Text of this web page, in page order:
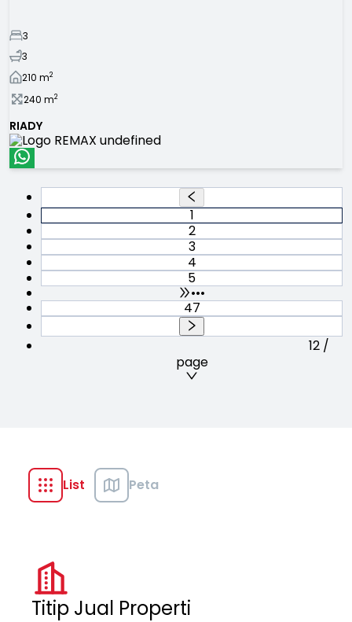
3
3
210 m2
240 m2
RIADY
1
2
3
4
5
•••
47
12 /
page
List Peta
Titip Jual Properti